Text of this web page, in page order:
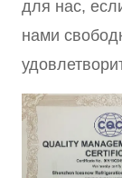
для нас,
нами